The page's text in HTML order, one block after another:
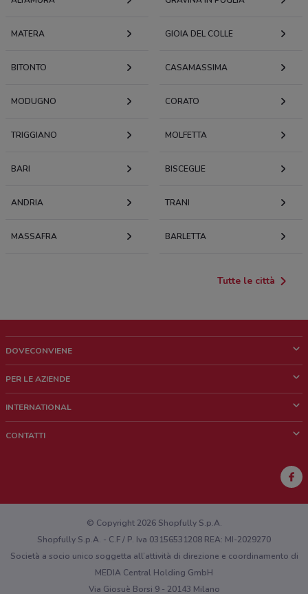
MATERA GIOIA DEL COLLE
BITONTO CASAMASSIMA
MODUGNO CORATO
TRIGGIANO MOLFETTA
BARI BISCEGLIE
ANDRIA TRANI
MASSAFRA BARLETTA
Tutte le città
DOVECONVIENE
Chi siamo
Lavora con noi
PER LE AZIENDE
Richieste commerciali e marketing
INTERNATIONAL
CONTATTI
Hai un malfunzionamento sul web o sull'app?
© Copyright 2026 Shopfully S.p.A.
Shopfully S.p.A. - C.F / P. Iva 03156531208 REA: MI-2029270
Società a socio unico soggetta all’attività di direzione e coordinamento di
MEDIA Central Holding GmbH
Via Giosuè Borsi 9 - 20143 Milano